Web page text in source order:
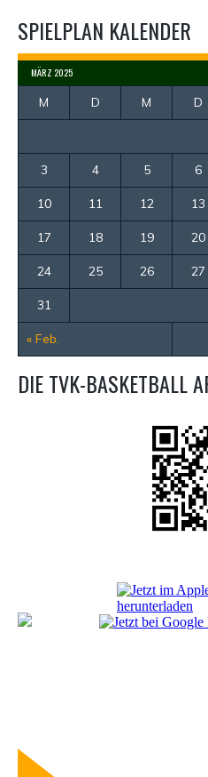
SPIELPLAN KALENDER
MÄRZ 2025
M D M D
« Feb.
3 4 5 6
10 11 12 13
17 18 19 20
24 25 26 27
31
DIE TVK-BASKETBALL